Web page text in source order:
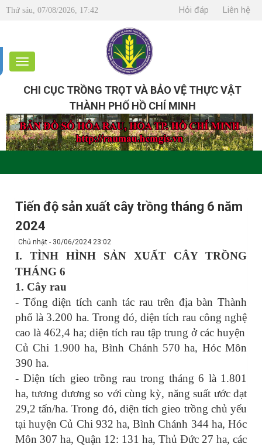
Thứ sáu, 07/08/2026, 17:42 Hỏi đáp Liên hệ
CHI CỤC TRỒNG TRỌT VÀ BẢO VỆ THỰC VẬT
THÀNH PHỐ HỒ CHÍ MINH
Tiến độ sản xuất cây trồng tháng 6 năm
2024
Chủ nhật - 30/06/2024 23:02
I. TÌNH HÌNH SẢN XUẤT CÂY TRỒNG
THÁNG 6
1. Cây rau
- Tổng diện tích canh tác rau trên địa bàn Thành
phố là 3.200 ha. Trong đó, diện tích rau công nghệ
cao là 462,4 ha; diện tích rau tập trung ở các huyện
Củ Chi 1.900 ha, Bình Chánh 570 ha, Hóc Môn
390 ha.
- Diện tích gieo trồng rau trong tháng 6 là 1.801
ha, tương đương so với cùng kỳ, năng suất ước đạt
29,2 tấn/ha. Trong đó, diện tích gieo trồng chủ yếu
tại huyện Củ Chi 932 ha, Bình Chánh 344 ha, Hóc
Môn 307 ha, Quận 12: 131 ha, Thủ Đức 27 ha, các